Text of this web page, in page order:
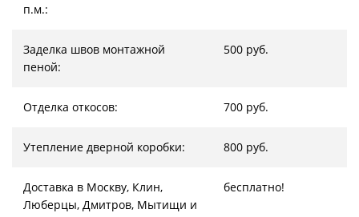
п.м.:
Заделка швов монтажной
пеной:
500 руб.
Отделка откосов: 700 руб.
Утепление дверной коробки: 800 руб.
Доставка в Москву, Клин,
Люберцы, Дмитров, Мытищи и
бесплатно!